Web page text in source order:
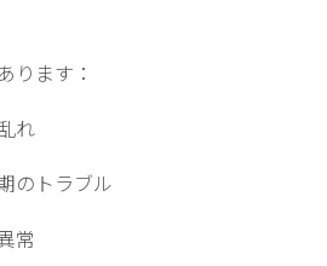
ります：
れ
のトラブル
常